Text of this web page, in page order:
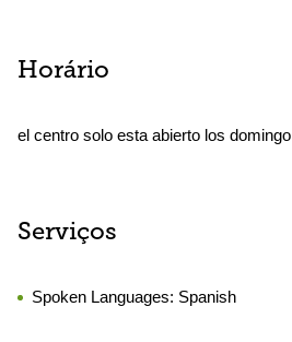
Horário
el centro solo esta abierto los domingo
Serviços
Spoken Languages: Spanish